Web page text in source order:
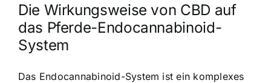
Die Wirkungsweise von CBD auf
das Pferde-Endocannabinoid-
System
Das Endocannabinoid-System ist ein komplexes